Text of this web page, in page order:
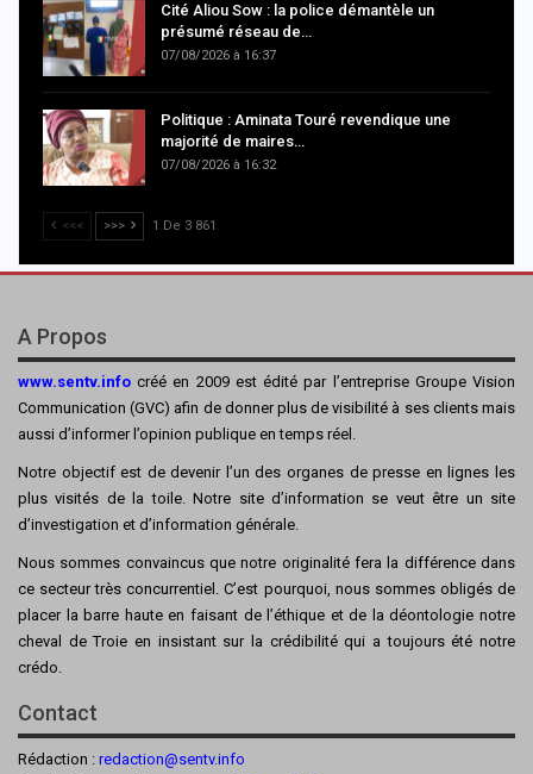
Cité Aliou Sow : la police démantèle un
présumé réseau de…
07/08/2026 à 16:37
Politique : Aminata Touré revendique une
majorité de maires…
07/08/2026 à 16:32
<<< >>> 1 De 3 861
A Propos
www.sentv.info créé en 2009 est édité par l’entreprise Groupe Vision
Communication (GVC) afin de donner plus de visibilité à ses clients mais
aussi d’informer l’opinion publique en temps réel.
Notre objectif est de devenir l’un des organes de presse en lignes les
plus visités de la toile. Notre site d’information se veut être un site
d’investigation et d’information générale.
Nous sommes convaincus que notre originalité fera la différence dans
ce secteur très concurrentiel. C’est pourquoi, nous sommes obligés de
placer la barre haute en faisant de l’éthique et de la déontologie notre
cheval de Troie en insistant sur la crédibilité qui a toujours été notre
crédo.
Contact
Rédaction : redaction@sentv.info